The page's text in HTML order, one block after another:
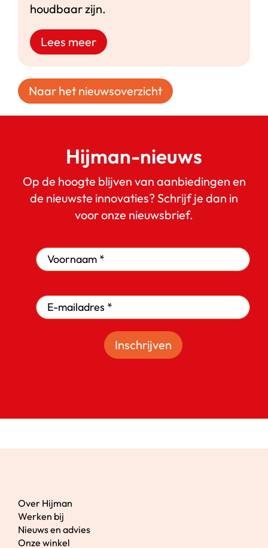
houdbaar zijn.
Lees meer
Naar het nieuwsoverzicht
Hijman-nieuws
Op de hoogte blijven van aanbiedingen en
de nieuwste innovaties? Schrijf je dan in
voor onze nieuwsbrief.
Inschrijven
Over Hijman
Werken bij
Nieuws en advies
Onze winkel